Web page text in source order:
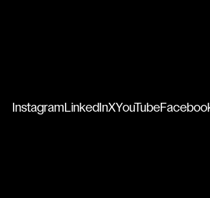
Instagram LinkedInXYouTube